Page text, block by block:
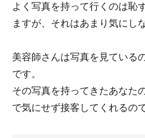
よく写真を持って行くのは恥
ますが、それはあまり気にし
美容師さんは写真を見ている
です。
その写真を持ってきたあなた
で気にせず接客してくれるの